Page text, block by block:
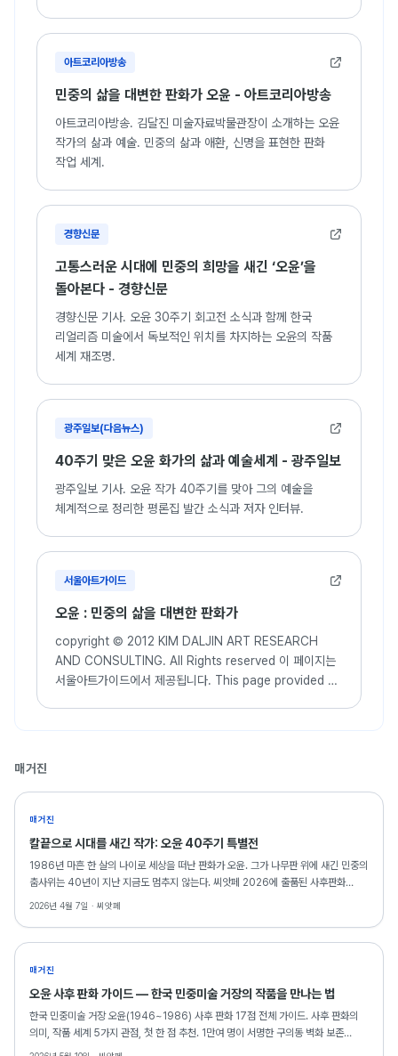
아트코리아방송
민중의 삶을 대변한 판화가 오윤 - 아트코리아방송
아트코리아방송. 김달진 미술자료박물관장이 소개하는 오윤
작가의 삶과 예술. 민중의 삶과 애환, 신명을 표현한 판화
작업 세계.
경향신문
고통스러운 시대에 민중의 희망을 새긴 ‘오윤’을
돌아본다 - 경향신문
경향신문 기사. 오윤 30주기 회고전 소식과 함께 한국
리얼리즘 미술에서 독보적인 위치를 차지하는 오윤의 작품
세계 재조명.
광주일보(다음뉴스)
40주기 맞은 오윤 화가의 삶과 예술세계 - 광주일보
광주일보 기사. 오윤 작가 40주기를 맞아 그의 예술을
체계적으로 정리한 평론집 발간 소식과 저자 인터뷰.
서울아트가이드
오윤 : 민중의 삶을 대변한 판화가
copyright © 2012 KIM DALJIN ART RESEARCH
AND CONSULTING. All Rights reserved 이 페이지는
서울아트가이드에서 제공됩니다. This page provided by
매거진
매거진
칼끝으로 시대를 새긴 작가: 오윤 40주기 특별전
1986년 마흔 한 살의 나이로 세상을 떠난 판화가 오윤. 그가 나무판 위에 새긴 민중의
춤사위는 40년이 지난 지금도 멈추지 않는다. 씨앗페 2026에 출품된 사후판화
18점은, 그의 예술이 동료 예술인의 금융 안전망으로 다시 태어나는 역설적이고도
2026년 4월 7일 · 씨앗페
매거진
오윤 사후 판화 가이드 — 한국 민중미술 거장의 작품을 만나는 법
한국 민중미술 거장 오윤(1946~1986) 사후 판화 17점 전체 가이드. 사후 판화의
의미, 작품 세계 5가지 관점, 첫 한 점 추천. 1만여 명이 서명한 구의동 벽화 보존
운동과 함께.